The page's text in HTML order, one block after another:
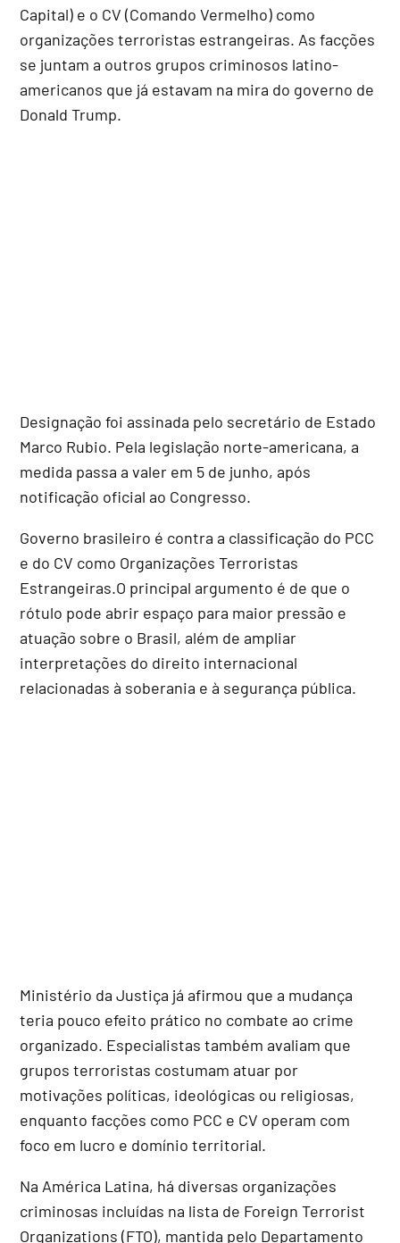
Capital) e o CV (Comando Vermelho) como
organizações terroristas estrangeiras. As facções
se juntam a outros grupos criminosos latino-
americanos que já estavam na mira do governo de
Donald Trump.
Designação foi assinada pelo secretário de Estado
Marco Rubio. Pela legislação norte-americana, a
medida passa a valer em 5 de junho, após
notificação oficial ao Congresso.
Governo brasileiro é contra a classificação do PCC
e do CV como Organizações Terroristas
Estrangeiras.O principal argumento é de que o
rótulo pode abrir espaço para maior pressão e
atuação sobre o Brasil, além de ampliar
interpretações do direito internacional
relacionadas à soberania e à segurança pública.
Ministério da Justiça já afirmou que a mudança
teria pouco efeito prático no combate ao crime
organizado. Especialistas também avaliam que
grupos terroristas costumam atuar por
motivações políticas, ideológicas ou religiosas,
enquanto facções como PCC e CV operam com
foco em lucro e domínio territorial.
Na América Latina, há diversas organizações
criminosas incluídas na lista de Foreign Terrorist
Organizations (FTO), mantida pelo Departamento